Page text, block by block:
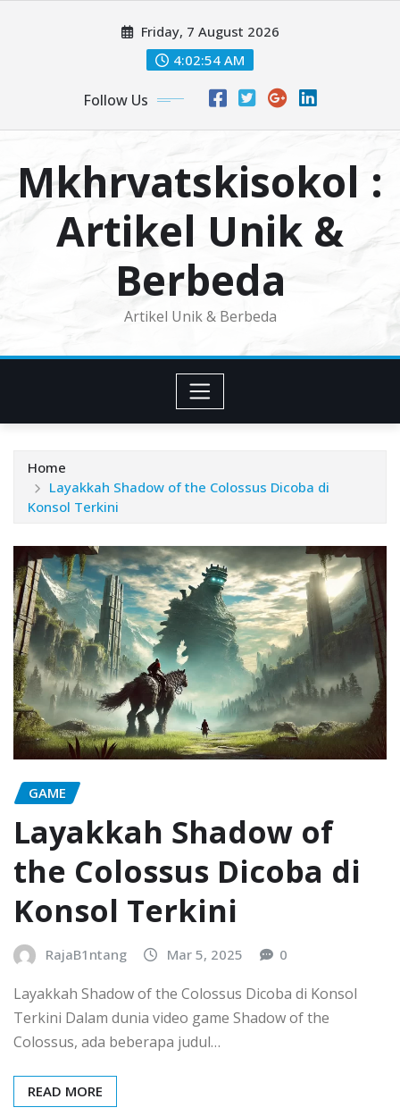
Friday, 7 August 2026
4:02:54 AM
Follow Us
Mkhrvatskisokol :
Artikel Unik &
Berbeda
Artikel Unik & Berbeda
Home
Layakkah Shadow of the Colossus Dicoba di
Konsol Terkini
GAME
Layakkah Shadow of
the Colossus Dicoba di
Konsol Terkini
RajaB1ntang Mar 5, 2025 0
Layakkah Shadow of the Colossus Dicoba di Konsol
Terkini Dalam dunia video game Shadow of the
Colossus, ada beberapa judul…
READ MORE